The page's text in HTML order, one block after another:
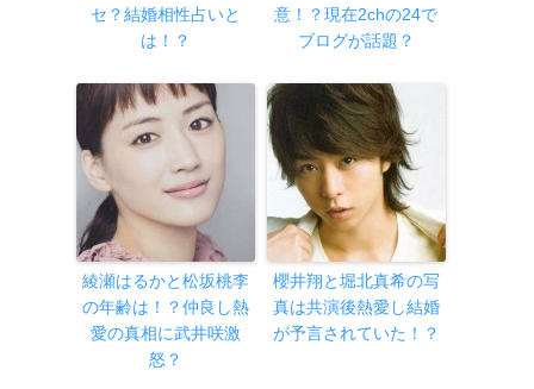
セ？結婚相性占いと
は！？
意！？現在2chの24で
ブログが話題？
綾瀬はるかと松坂桃李
の年齢は！？仲良し熱
愛の真相に武井咲激
怒？
櫻井翔と堀北真希の写
真は共演後熱愛し結婚
が予言されていた！？